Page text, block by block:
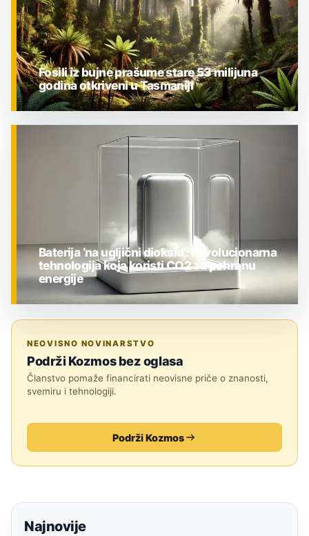
Fosili iz bujne prašume stare 53 milijuna
godina otkriveni u Tasmaniji
Baterija ‘na ugljični dioksid’: Revolucionarna
tehnologija koja koristi CO2 za pohranu
energije
NEOVISNO NOVINARSTVO
Podrži Kozmos bez oglasa
Članstvo pomaže financirati neovisne priče o znanosti,
svemiru i tehnologiji.
Podrži Kozmos
Najnovije